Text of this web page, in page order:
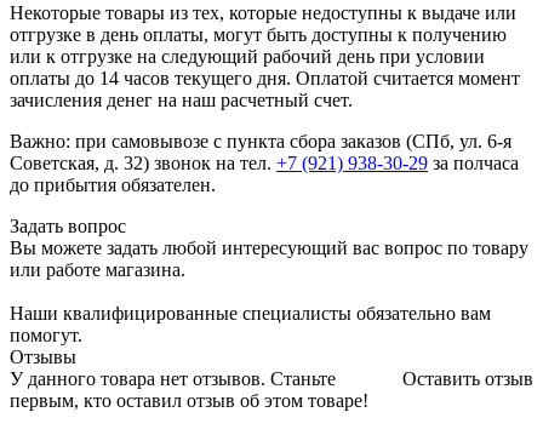
Некоторые товары из тех, которые недоступны к выдаче или
отгрузке в день оплаты, могут быть доступны к получению
или к отгрузке на следующий рабочий день при условии
оплаты до 14 часов текущего дня. Оплатой считается момент
зачисления денег на наш расчетный счет.
Важно: при самовывозе с пункта сборa заказов (СПб, ул. 6-я
Советская, д. 32) звонок на тел. +7 (921) 938-30-29 за полчаса
до прибытия обязателен.
Задать вопрос
Вы можете задать любой интересующий вас вопрос по товару
или работе магазина.
Наши квалифицированные специалисты обязательно вам
помогут.
Отзывы
Оставить отзыв
У данного товара нет отзывов. Станьте
первым, кто оставил отзыв об этом товаре!